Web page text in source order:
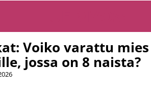
Voiko varattu mies
jossa on 8 naista?